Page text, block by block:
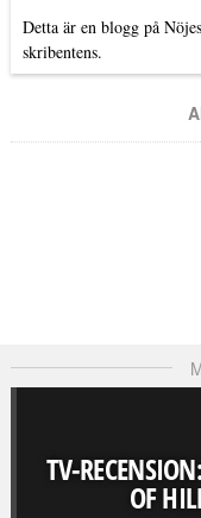
Detta är en blogg på
skribentens.
TV-
OF